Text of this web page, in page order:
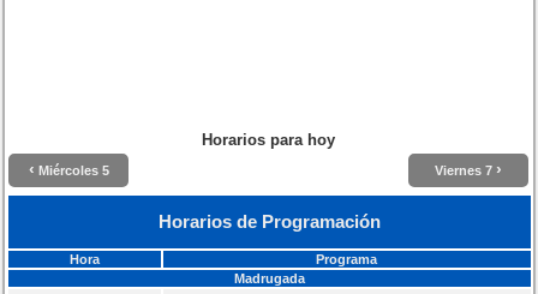
Horarios para hoy
‹ Miércoles 5 Viernes 7 ›
Horarios de Programación
Hora
Programa
Madrugada